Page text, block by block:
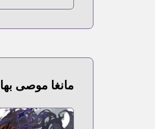
مانغا موصى بها